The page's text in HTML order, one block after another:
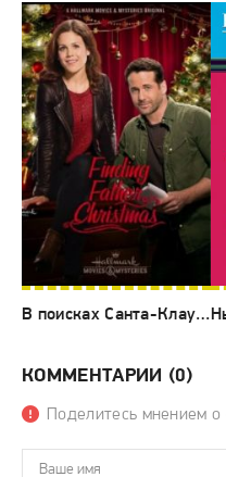
В поисках Санта-Клауса (2016)
КОММЕНТАРИИ (0)
Поделитесь мнением о